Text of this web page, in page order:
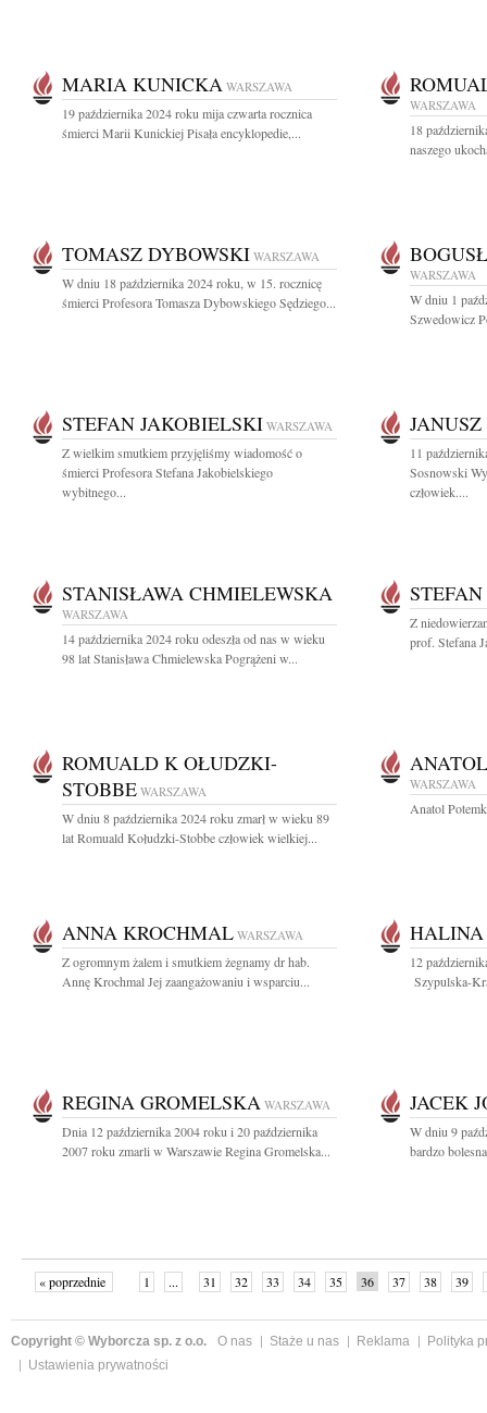
MARIA KUNICKA WARSZAWA
19 października 2024 roku mija czwarta rocznica
śmierci Marii Kunickiej Pisała encyklopedie,...
WARSZAWA
18
naszego
TOMASZ DYBOWSKI WARSZAWA
W dniu 18 października 2024 roku, w 15. rocznicę
śmierci Profesora Tomasza Dybowskiego Sędziego...
WARSZAWA
W dniu 1
Szwedowicz
STEFAN JAKOBIELSKI WARSZAWA
Z wielkim smutkiem przyjęliśmy wiadomość o
śmierci Profesora Stefana Jakobielskiego
wybitnego...
JANUSZ
11
Sosnowski
człowiek....
STANISŁAWA CHMIELEWSKA
WARSZAWA
14 października 2024 roku odeszła od nas w wieku
98 lat Stanisława Chmielewska Pogrążeni w...
Z
prof. Stefana
ROMUALD K OŁUDZKI-
STOBBE WARSZAWA
W dniu 8 października 2024 roku zmarł w wieku 89
lat Romuald Kołudzki-Stobbe człowiek wielkiej...
WARSZAWA
Anatol
ANNA KROCHMAL WARSZAWA
Z ogromnym żalem i smutkiem żegnamy dr hab.
Annę Krochmal Jej zaangażowaniu i wsparciu...
HALINA
12
Szypulska-
REGINA GROMELSKA WARSZAWA
Dnia 12 października 2004 roku i 20 października
2007 roku zmarli w Warszawie Regina Gromelska...
JACEK
W dniu 9
bardzo
« poprzednie 1 ... 31 32 33 34 35 36 37 38 39
Copyright © Wyborcza sp. z o.o. O nas Staże u nas Reklama
Polityka
Ustawienia prywatności